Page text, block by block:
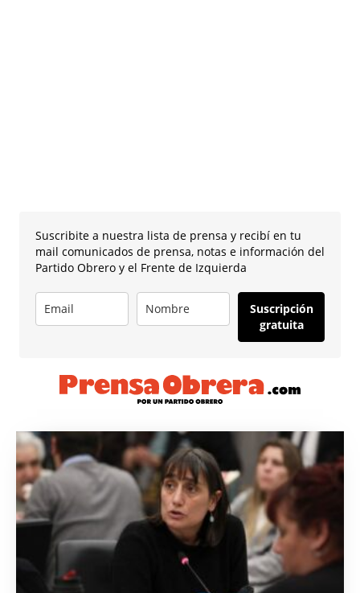
Suscribite a nuestra lista de prensa y recibí en tu
mail comunicados de prensa, notas e información del
Partido Obrero y el Frente de Izquierda
Suscripción
gratuita